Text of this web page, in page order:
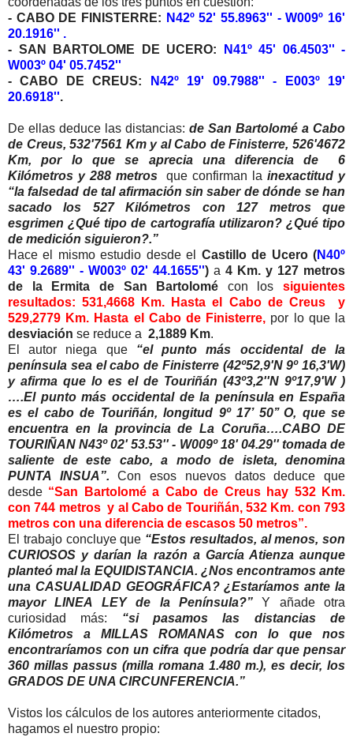
- CABO DE FINISTERRE: N42º 52' 55.8963'' - W009º 16'
20.1916'' .
- SAN BARTOLOME DE UCERO:
N41º 45' 06.4503'' -
W003º 04' 05.7452''
- CABO DE CREUS:
N42º 19' 09.7988'' - E003º 19'
20.6918''.
De ellas deduce las distancias: de San Bartolomé a Cabo
de Creus, 532'7561 Km y al Cabo de Finisterre, 526'4672
Km, por lo que se aprecia una diferencia de 6
Kilómetros y 288 metrosque confirman lainexactitud y
“la falsedad de tal afirmación sin saber de dónde se han
sacado los 527 Kilómetros con 127 metros que
esgrimen ¿Qué tipo de cartografía utilizaron? ¿Qué tipo
de medición siguieron?.”
Hace el mismo estudio desde el Castillo de Ucero (N40º
43' 9.2689'' - W003º 02' 44.1655'') a 4 Km. y 127 metros
de la Ermita de San Bartolomé con los siguientes
resultados: 531,4668 Km. Hasta el Cabo de Creus y
529,2779 Km. Hasta el Cabo de Finisterre, por lo que la
desviación se reduce a 2,1889 Km.
El autor niega que “el punto más occidental de la
península sea el cabo de Finisterre (42º52,9'N 9º 16,3'W)
y afirma que lo es el de Touriñán (43º3,2''N 9º17,9'W )
….El punto más occidental de la península en España
es el cabo de Touriñán, longitud 9º 17’ 50’’ O, que se
encuentra en la provincia de La Coruña….CABO DE
TOURIÑAN N43º 02' 53.53'' - W009º 18' 04.29'' tomada de
saliente de este cabo, a modo de isleta, denomina
PUNTA INSUA”. Con esos nuevos datos deduce que
desde “San Bartolomé a Cabo de Creus hay 532 Km.
con 744 metros y al Cabo de Touriñán, 532 Km. con 793
metros con una diferencia de escasos 50 metros”.
El trabajo concluye que “Estos resultados, al menos, son
CURIOSOS y darían la razón a García Atienza aunque
planteó mal la EQUIDISTANCIA. ¿Nos encontramos ante
una CASUALIDAD GEOGRÁFICA? ¿Estaríamos ante la
mayor LINEA LEY de la Península?”
Y añade otra
curiosidad más: “si pasamos las distancias de
Kilómetros a MILLAS ROMANAS con lo que nos
encontraríamos con un cifra que podría dar que pensar
360 millas passus (milla romana 1.480 m.), es decir, los
GRADOS DE UNA CIRCUNFERENCIA.”
Vistos los cálculos de los autores anteriormente citados,
hagamos el nuestro propio: